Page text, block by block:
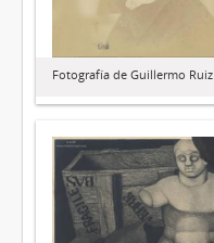
Fotografía de Guillermo Ruiz